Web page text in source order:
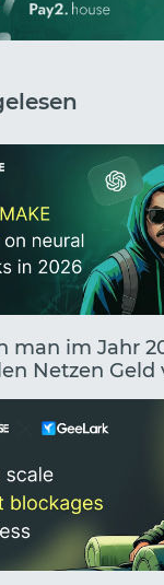
man im Jahr
Netzen Geld
Wege, mit